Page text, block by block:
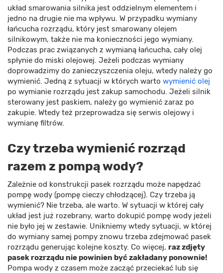
układ smarowania silnika jest oddzielnym elementem i
jedno na drugie nie ma wpływu. W przypadku wymiany
łańcucha rozrządu, który jest smarowany olejem
silnikowym, także nie ma konieczności jego wymiany.
Podczas prac związanych z wymianą łańcucha, cały olej
spłynie do miski olejowej. Jeżeli podczas wymiany
doprowadzimy do zanieczyszczenia oleju, wtedy należy go
wymienić. Jedną z sytuacji w których warto wymienić olej
po wymianie rozrządu jest zakup samochodu. Jeżeli silnik
sterowany jest paskiem, należy go wymienić zaraz po
zakupie. Wtedy też przeprowadza się serwis olejowy i
wymianę filtrów.
Czy trzeba wymienić rozrząd
razem z pompą wody?
Zależnie od konstrukcji pasek rozrządu może napędzać
pompę wody (pompę cieczy chłodzącej). Czy trzeba ją
wymienić? Nie trzeba, ale warto. W sytuacji w której cały
układ jest już rozebrany, warto dokupić pompę wody jeżeli
nie było jej w zestawie. Unikniemy wtedy sytuacji, w której
do wymiany samej pompy znowu trzeba zdejmować pasek
rozrządu generując kolejne koszty. Co więcej, raz zdjęty
pasek rozrządu nie powinien być zakładany ponownie!
Pompa wody z czasem może zacząć przeciekać lub się